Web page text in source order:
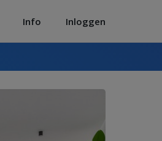
Info Inloggen